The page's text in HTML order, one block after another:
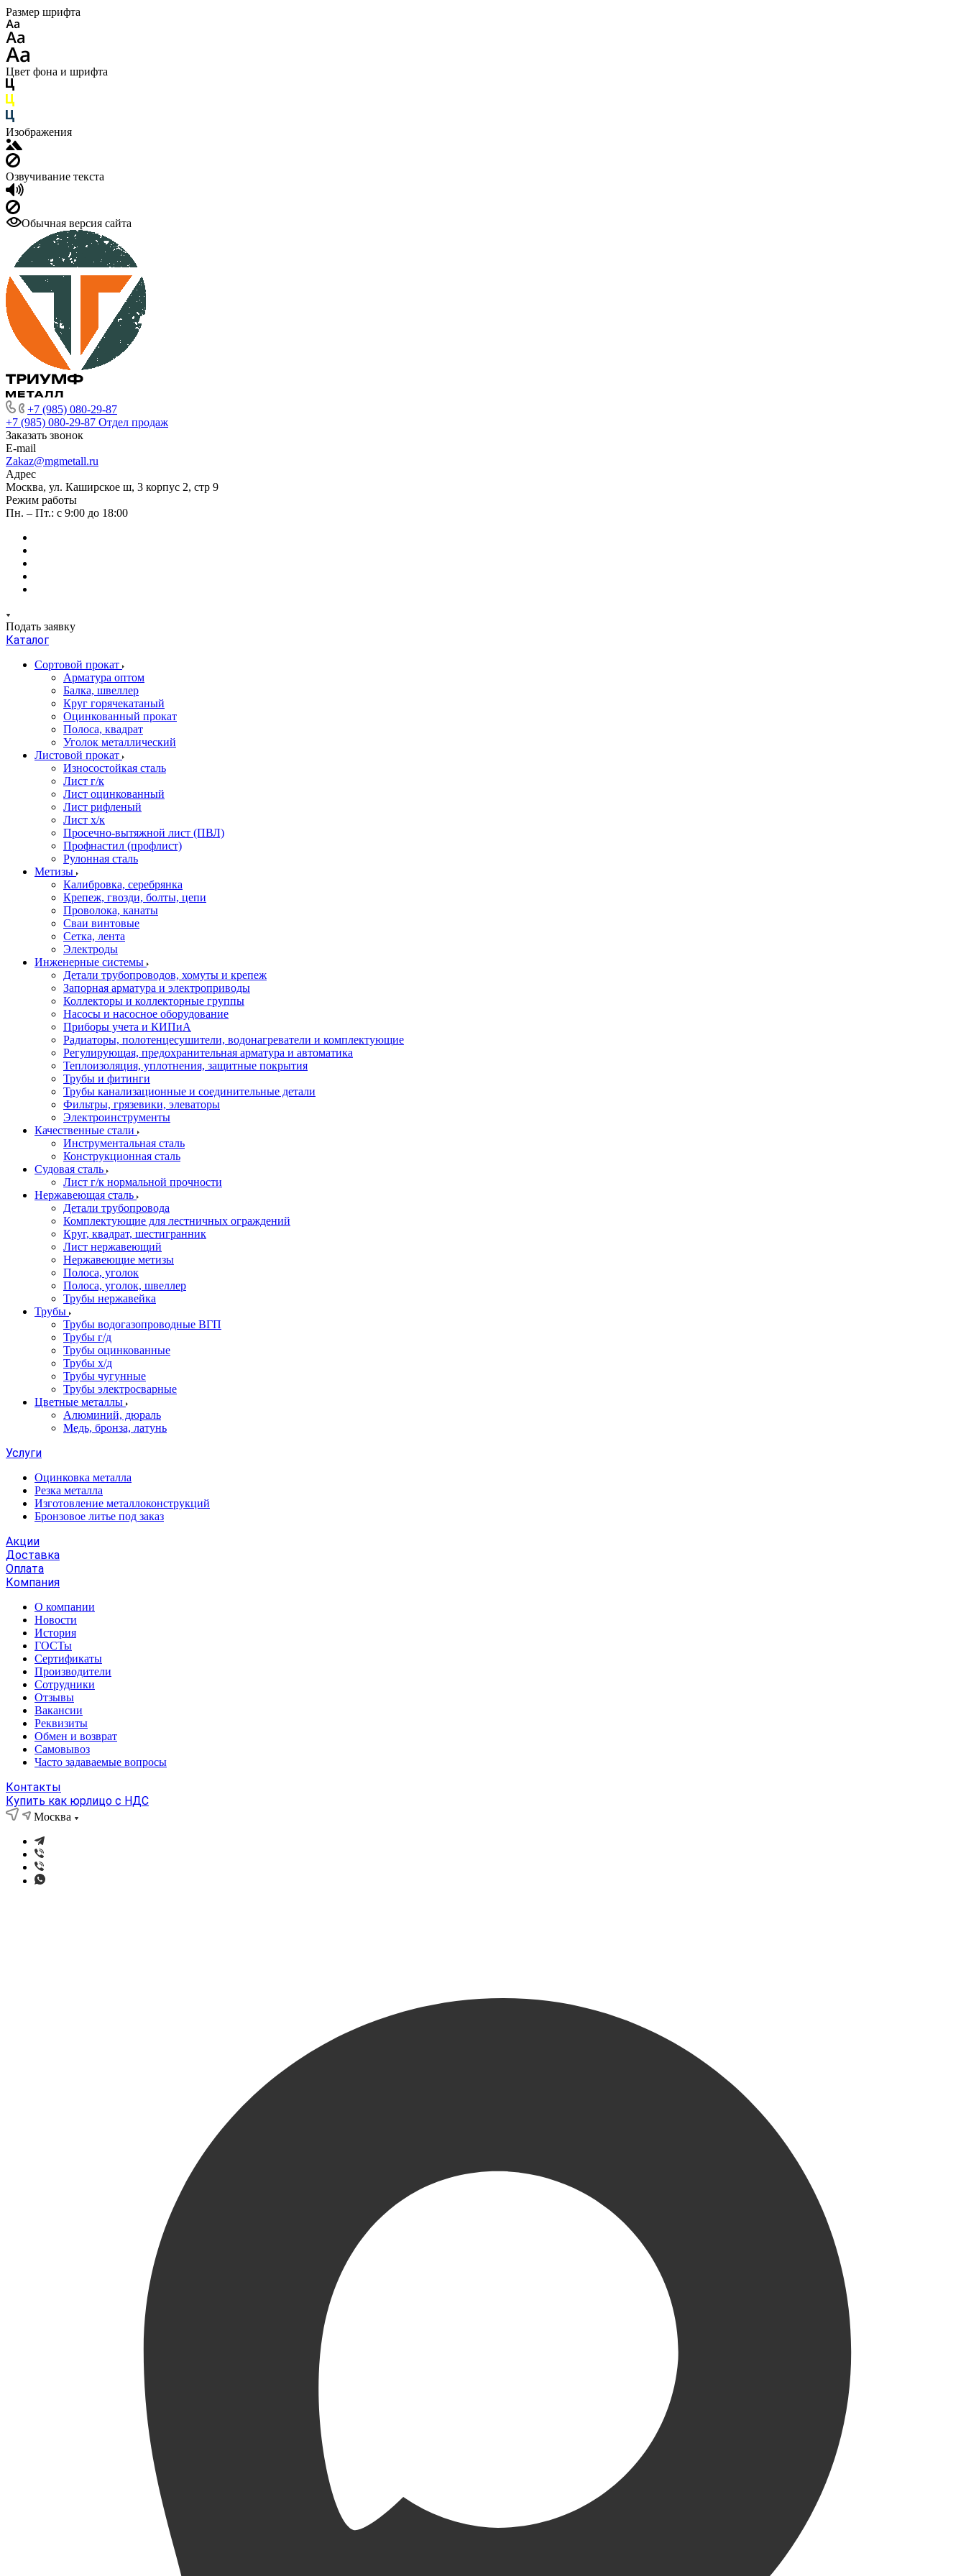
Размер шрифта
Цвет фона и шрифта
Изображения
Озвучивание текста
Обычная версия сайта
+7 (985) 080-29-87
+7 (985) 080-29-87 Отдел продаж
Заказать звонок
E-mail
Zakaz@mgmetall.ru
Адрес
Москва, ул. Каширское ш, 3 корпус 2, стр 9
Режим работы
Пн. – Пт.: с 9:00 до 18:00
Подать заявку
Каталог
Сортовой прокат
Арматура оптом
Балка, швеллер
Круг горячекатаный
Оцинкованный прокат
Полоса, квадрат
Уголок металлический
Листовой прокат
Износостойкая сталь
Лист г/к
Лист оцинкованный
Лист рифленый
Лист х/к
Просечно-вытяжной лист (ПВЛ)
Профнастил (профлист)
Рулонная сталь
Метизы
Калибровка, серебрянка
Крепеж, гвозди, болты, цепи
Проволока, канаты
Сваи винтовые
Сетка, лента
Электроды
Инженерные системы
Детали трубопроводов, хомуты и крепеж
Запорная арматура и электроприводы
Коллекторы и коллекторные группы
Насосы и насосное оборудование
Приборы учета и КИПиА
Радиаторы, полотенцесушители, водонагреватели и комплектующие
Регулирующая, предохранительная арматура и автоматика
Теплоизоляция, уплотнения, защитные покрытия
Трубы и фитинги
Трубы канализационные и соединительные детали
Фильтры, грязевики, элеваторы
Электроинструменты
Качественные стали
Инструментальная сталь
Конструкционная сталь
Судовая сталь
Лист г/к нормальной прочности
Нержавеющая сталь
Детали трубопровода
Комплектующие для лестничных ограждений
Круг, квадрат, шестигранник
Лист нержавеющий
Нержавеющие метизы
Полоса, уголок
Полоса, уголок, швеллер
Трубы нержавейка
Трубы
Трубы водогазопроводные ВГП
Трубы г/д
Трубы оцинкованные
Трубы х/д
Трубы чугунные
Трубы электросварные
Цветные металлы
Алюминий, дюраль
Медь, бронза, латунь
Услуги
Оцинковка металла
Резка металла
Изготовление металлоконструкций
Бронзовое литье под заказ
Акции
Доставка
Оплата
Компания
О компании
Новости
История
ГОСТы
Сертификаты
Производители
Сотрудники
Отзывы
Вакансии
Реквизиты
Обмен и возврат
Самовывоз
Часто задаваемые вопросы
Контакты
Купить как юрлицо с НДС
Москва